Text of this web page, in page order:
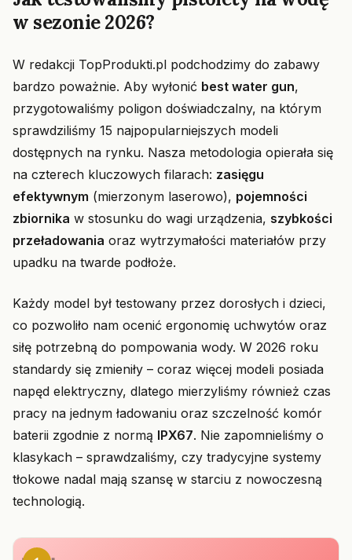
w sezonie 2026?
W redakcji TopProdukti.pl podchodzimy do zabawy
bardzo poważnie. Aby wyłonić best water gun,
przygotowaliśmy poligon doświadczalny, na którym
sprawdziliśmy 15 najpopularniejszych modeli
dostępnych na rynku. Nasza metodologia opierała się
na czterech kluczowych filarach: zasięgu
efektywnym (mierzonym laserowo), pojemności
zbiornika w stosunku do wagi urządzenia, szybkości
przeładowania oraz wytrzymałości materiałów przy
upadku na twarde podłoże.
Każdy model był testowany przez dorosłych i dzieci,
co pozwoliło nam ocenić ergonomię uchwytów oraz
siłę potrzebną do pompowania wody. W 2026 roku
standardy się zmieniły – coraz więcej modeli posiada
napęd elektryczny, dlatego mierzyliśmy również czas
pracy na jednym ładowaniu oraz szczelność komór
baterii zgodnie z normą IPX67. Nie zapomnieliśmy o
klasykach – sprawdzaliśmy, czy tradycyjne systemy
tłokowe nadal mają szansę w starciu z nowoczesną
technologią.